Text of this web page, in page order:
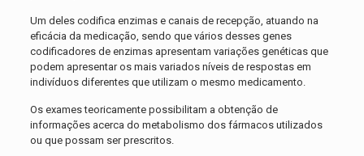
Um deles codifica enzimas e canais de recepção, atuando na
eficácia da medicação, sendo que vários desses genes
codificadores de enzimas apresentam variações genéticas que
podem apresentar os mais variados níveis de respostas em
indivíduos diferentes que utilizam o mesmo medicamento.
Os exames teoricamente possibilitam a obtenção de
informações acerca do metabolismo dos fármacos utilizados
ou que possam ser prescritos.